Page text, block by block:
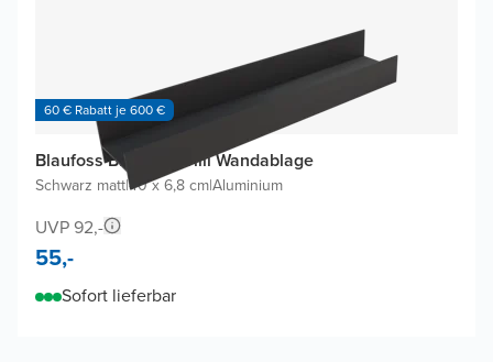
60 € Rabatt je 600 €
Blaufoss Blackline Tilli Wandablage
Schwarz matt|40 x 6,8 cm|Aluminium
UVP 92,-
55,-
Sofort lieferbar